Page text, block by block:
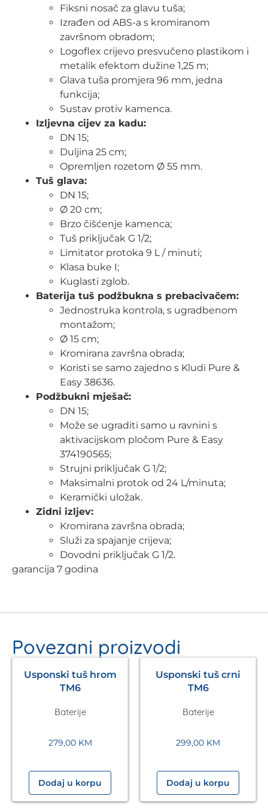
Fiksni nosač za glavu tuša;
Izrađen od ABS-a s kromiranom
završnom obradom;
Logoflex crijevo presvučeno plastikom i
metalik efektom dužine 1,25 m;
Glava tuša promjera 96 mm, jedna
funkcija;
Sustav protiv kamenca.
Izljevna cijev za kadu:
DN 15;
Duljina 25 cm;
Opremljen rozetom Ø 55 mm.
Tuš glava:
DN 15;
Ø 20 cm;
Brzo čišćenje kamenca;
Tuš priključak G 1/2;
Limitator protoka 9 L / minuti;
Klasa buke I;
Kuglasti zglob.
Baterija tuš podžbukna s prebacivačem:
Jednostruka kontrola, s ugradbenom
montažom;
Ø 15 cm;
Kromirana završna obrada;
Koristi se samo zajedno s Kludi Pure &
Easy 38636.
Podžbukni mješač:
DN 15;
Može se ugraditi samo u ravnini s
aktivacijskom pločom Pure & Easy
374190565;
Strujni priključak G 1/2;
Maksimalni protok od 24 L/minuta;
Keramički uložak.
Zidni izljev:
Kromirana završna obrada;
Služi za spajanje crijeva;
Dovodni priključak G 1/2.
garancija 7 godina
Povezani proizvodi
Usponski tuš hrom
TM6
Baterije
279,00 KM
Dodaj u korpu
Usponski tuš crni
TM6
Baterije
299,00 KM
Dodaj u korpu